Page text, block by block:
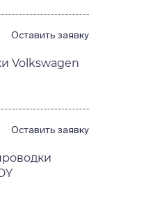
Оставить заявку
Volkswagen
Оставить заявку